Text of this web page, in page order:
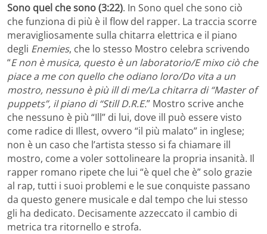
Sono quel che sono (3:22). In Sono quel che sono ciò
che funziona di più è il flow del rapper. La traccia scorre
meravigliosamente sulla chitarra elettrica e il piano
degli Enemies, che lo stesso Mostro celebra scrivendo
“E non è musica, questo è un laboratorio/E mixo ciò che
piace a me con quello che odiano loro/Do vita a un
mostro, nessuno è più ill di me/La chitarra di “Master of
puppets”, il piano di “Still D.R.E.” Mostro scrive anche
che nessuno è più “Ill” di lui, dove ill può essere visto
come radice di Illest, ovvero “il più malato” in inglese;
non è un caso che l’artista stesso si fa chiamare ill
mostro, come a voler sottolineare la propria insanità. Il
rapper romano ripete che lui “è quel che è” solo grazie
al rap, tutti i suoi problemi e le sue conquiste passano
da questo genere musicale e dal tempo che lui stesso
gli ha dedicato. Decisamente azzeccato il cambio di
metrica tra ritornello e strofa.